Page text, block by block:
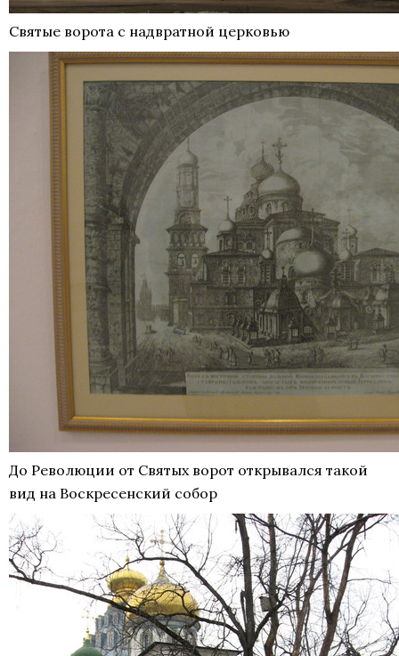
Святые ворота с надвратной церковью
До Революции от Святых ворот открывался такой
вид на Воскресенский собор